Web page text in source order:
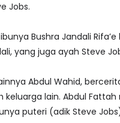
Jobs.
Bushra Jandali
yang juga ayah Steve
Abdul Wahid,
keluarga lain. Abdul
puteri (adik Steve